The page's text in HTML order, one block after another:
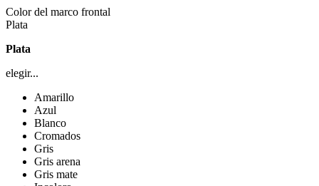
Color del marco frontal
Plata
Plata
elegir...
Amarillo
Azul
Blanco
Cromados
Gris
Gris arena
Gris mate